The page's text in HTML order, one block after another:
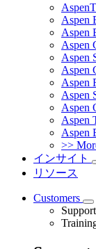
Aspen
Aspen
Aspen
Aspen
Aspen
Aspen
Aspen
Aspen
Aspen
Aspen
>>
インサイト
リソース
Customers
Support